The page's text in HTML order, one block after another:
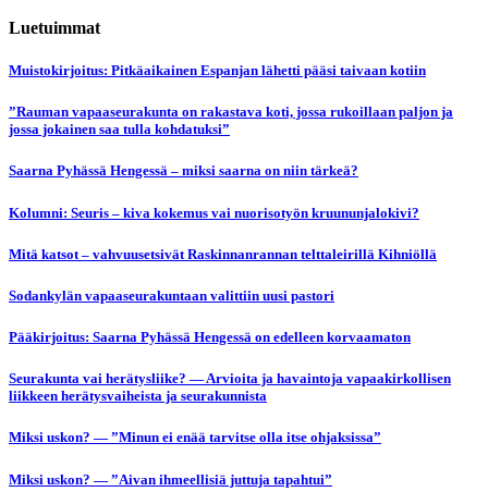
Luetuimmat
Muistokirjoitus: Pitkäaikainen Espanjan lähetti pääsi taivaan kotiin
”Rauman vapaaseurakunta on rakastava koti, jossa rukoillaan paljon ja
jossa jokainen saa tulla kohdatuksi”
Saarna Pyhässä Hengessä – miksi saarna on niin tärkeä?
Kolumni: Seuris – kiva kokemus vai nuorisotyön kruununjalokivi?
Mitä katsot – vahvuusetsivät Raskinnanrannan telttaleirillä Kihniöllä
Sodankylän vapaaseurakuntaan valittiin uusi pastori
Pääkirjoitus: Saarna Pyhässä Hengessä on edelleen korvaamaton
Seurakunta vai herätysliike? — Arvioita ja havaintoja vapaakirkollisen
liikkeen herätysvaiheista ja seurakunnista
Miksi uskon? — ”Minun ei enää tarvitse olla itse ohjaksissa”
Miksi uskon? — ”Aivan ihmeellisiä juttuja tapahtui”